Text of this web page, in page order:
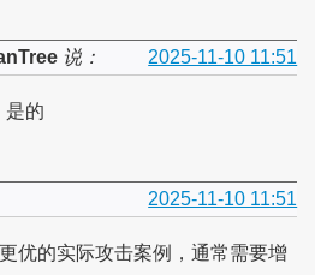
说： 2025-11-10 11:51
是的
2025-11-10 11:51
优的实际攻击案例，通常需要增